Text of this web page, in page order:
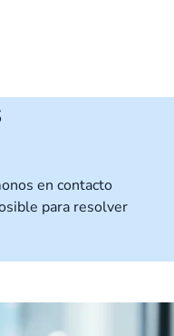
en contacto
para resolver